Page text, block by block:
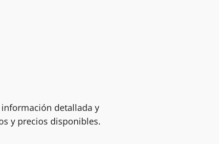
detallada y
y precios disponibles.